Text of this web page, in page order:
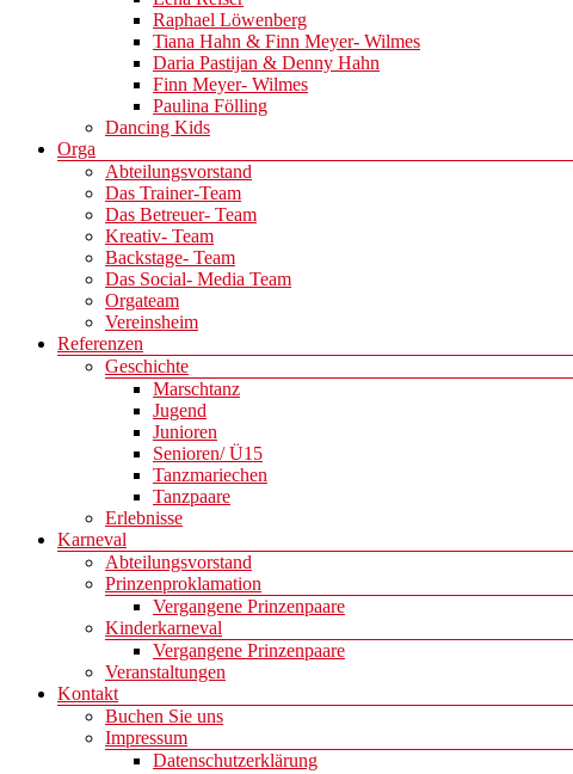
Raphael Löwenberg
Tiana Hahn & Finn Meyer- Wilmes
Daria Pastijan & Denny Hahn
Finn Meyer- Wilmes
Paulina Fölling
Dancing Kids
Orga
Abteilungsvorstand
Das Trainer-Team
Das Betreuer- Team
Kreativ- Team
Backstage- Team
Das Social- Media Team
Orgateam
Vereinsheim
Referenzen
Geschichte
Marschtanz
Jugend
Junioren
Senioren/ Ü15
Tanzmariechen
Tanzpaare
Erlebnisse
Karneval
Abteilungsvorstand
Prinzenproklamation
Vergangene Prinzenpaare
Kinderkarneval
Vergangene Prinzenpaare
Veranstaltungen
Kontakt
Buchen Sie uns
Impressum
Datenschutzerklärung